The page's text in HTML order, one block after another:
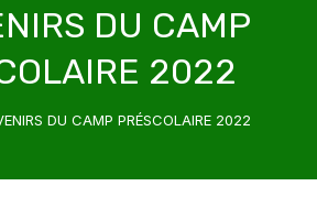
DU CAMP
2022
DU CAMP PRÉSCOLAIRE 2022